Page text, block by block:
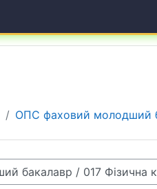
ОПС фаховий молодший